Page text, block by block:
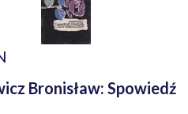
Bronisław: Spowiedź